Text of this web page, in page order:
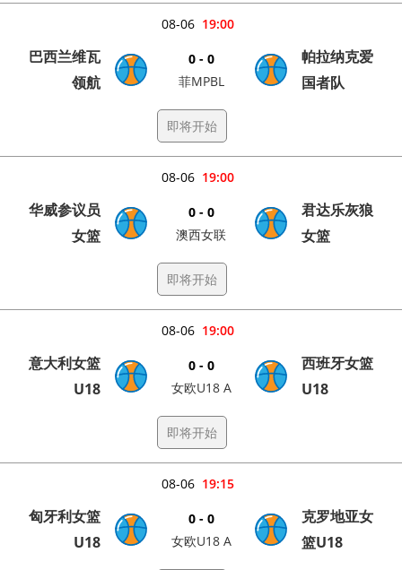
19:00
08-06
巴西兰维瓦
领航
0 - 0
菲MPBL
帕拉纳克爱
国者队
即将开始
19:00
08-06
华威参议员
女篮
0 - 0
澳西女联
君达乐灰狼
女篮
即将开始
19:00
08-06
意大利女篮
U18
0 - 0
女欧U18 A
西班牙女篮
U18
即将开始
19:15
08-06
匈牙利女篮
U18
0 - 0
女欧U18 A
克罗地亚女
篮U18